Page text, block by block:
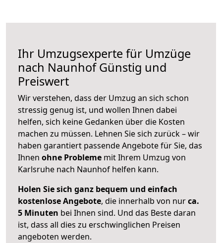
Ihr Umzugsexperte für Umzüge
nach NaunhofGünstig und
Preiswert
Wir verstehen, dass der Umzug an sich schon
stressig genug ist, und wollen Ihnen dabei
helfen, sich keine Gedanken über die Kosten
machen zu müssen. Lehnen Sie sich zurück – wir
haben garantiert passende Angebote für Sie, das
Ihnen ohne Probleme mit Ihrem Umzug von
Karlsruhe nach Naunhof helfen kann.
Holen Sie sich ganz bequem und einfach
kostenlose Angebote, die innerhalb von nurca.
5 Minuten bei Ihnen sind. Und das Beste daran
ist, dass all dies zu erschwinglichen Preisen
angeboten werden.